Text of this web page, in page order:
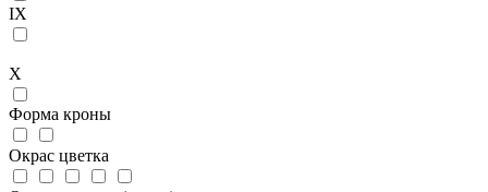
IX
X
Форма кроны
Окрас цветка